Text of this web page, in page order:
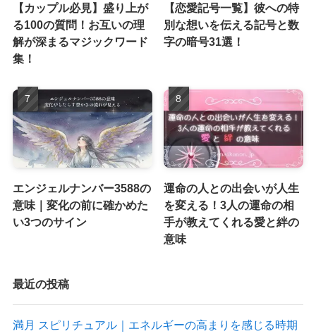
【カップル必見】盛り上が
る100の質問！お互いの理
解が深まるマジックワード
集！
【恋愛記号一覧】彼への特
別な想いを伝える記号と数
字の暗号31選！
エンジェルナンバー3588の
意味｜変化の前に確かめた
い3つのサイン
運命の人との出会いが人生
を変える！3人の運命の相
手が教えてくれる愛と絆の
意味
最近の投稿
満月 スピリチュアル｜エネルギーの高まりを感じる時期